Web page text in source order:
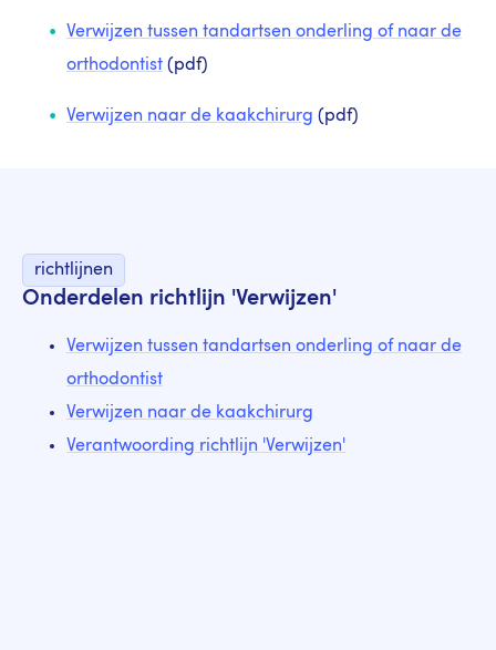
Verwijzen tussen tandartsen onderling of naar de
orthodontist (pdf)
Verwijzen naar de kaakchirurg (pdf)
richtlijnen
Onderdelen richtlijn 'Verwijzen'
Verwijzen tussen tandartsen onderling of naar de
orthodontist
Verwijzen naar de kaakchirurg
Verantwoording richtlijn 'Verwijzen'